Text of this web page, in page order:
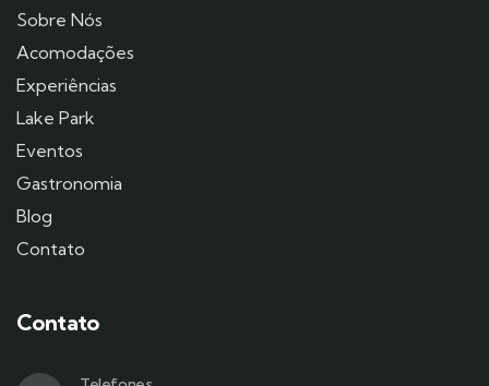
Sobre Nós
Acomodações
Experiências
Lake Park
Eventos
Gastronomia
Blog
Contato
Contato